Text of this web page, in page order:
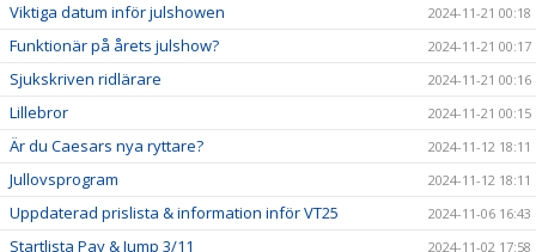
Viktiga datum inför julshowen 2024-11-21 00:18
Funktionär på årets julshow? 2024-11-21 00:17
Sjukskriven ridlärare 2024-11-21 00:16
Lillebror 2024-11-21 00:15
Är du Caesars nya ryttare? 2024-11-12 18:11
Jullovsprogram 2024-11-12 18:11
Uppdaterad prislista & information inför VT25 2024-11-06 16:43
Startlista Pay & Jump 3/11 2024-11-02 17:58